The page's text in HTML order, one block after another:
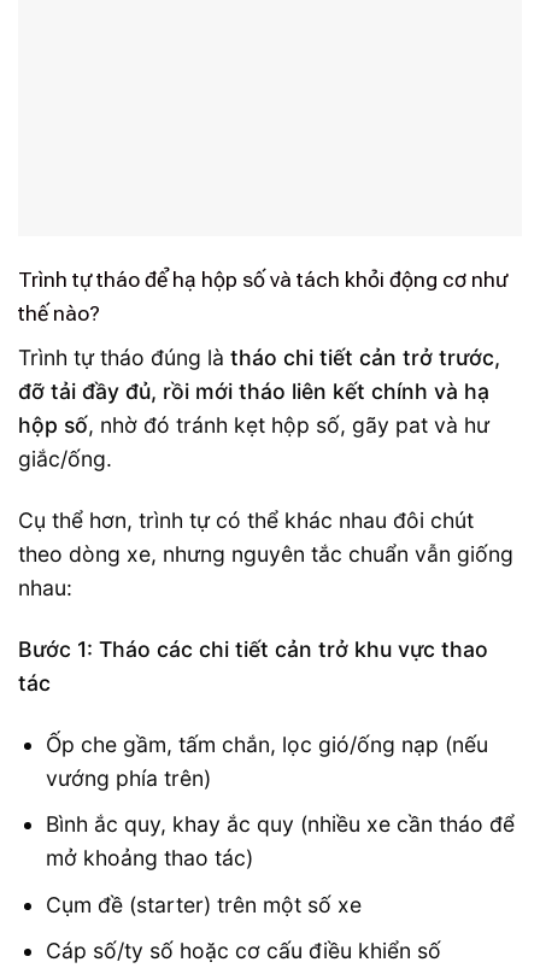
Trình tự tháo để hạ hộp số và tách khỏi động cơ như
thế nào?
Trình tự tháo đúng là tháo chi tiết cản trở trước,
đỡ tải đầy đủ, rồi mới tháo liên kết chính và hạ
hộp số, nhờ đó tránh kẹt hộp số, gãy pat và hư
giắc/ống.
Cụ thể hơn, trình tự có thể khác nhau đôi chút
theo dòng xe, nhưng nguyên tắc chuẩn vẫn giống
nhau:
Bước 1: Tháo các chi tiết cản trở khu vực thao
tác
Ốp che gầm, tấm chắn, lọc gió/ống nạp (nếu
vướng phía trên)
Bình ắc quy, khay ắc quy (nhiều xe cần tháo để
mở khoảng thao tác)
Cụm đề (starter) trên một số xe
Cáp số/ty số hoặc cơ cấu điều khiển số